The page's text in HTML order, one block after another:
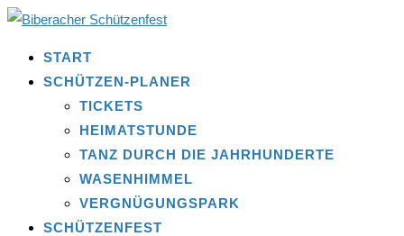
START
SCHÜTZEN-PLANER
TICKETS
HEIMATSTUNDE
TANZ DURCH DIE JAHRHUNDERTE
WASENHIMMEL
VERGNÜGUNGSPARK
SCHÜTZENFEST